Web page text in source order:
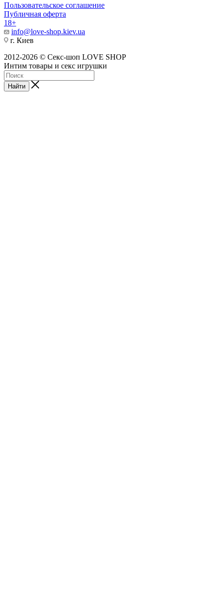
Пользовательское соглашение
Публичная оферта
18+
info@love-shop.kiev.ua
г. Киев
2012-2026 © Секс-шоп LOVE SHOP
Интим товары и секс игрушки
Найти